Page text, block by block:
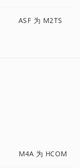
ASF 为 M2TS
M4A 为 HCOM